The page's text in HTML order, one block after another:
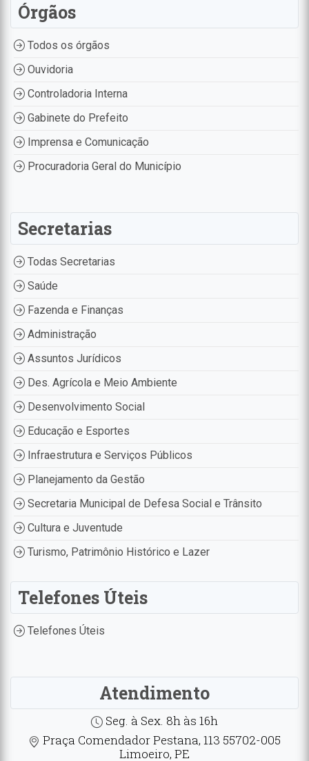
Órgãos
Todos os órgãos
Ouvidoria
Controladoria Interna
Gabinete do Prefeito
Imprensa e Comunicação
Procuradoria Geral do Município
Secretarias
Todas Secretarias
Saúde
Fazenda e Finanças
Administração
Assuntos Jurídicos
Des. Agrícola e Meio Ambiente
Desenvolvimento Social
Educação e Esportes
Infraestrutura e Serviços Públicos
Planejamento da Gestão
Secretaria Municipal de Defesa Social e Trânsito
Cultura e Juventude
Turismo, Patrimônio Histórico e Lazer
Telefones Úteis
Telefones Úteis
Atendimento
Seg. à Sex. 8h às 16h
Praça Comendador Pestana, 113 55702-005
Limoeiro, PE